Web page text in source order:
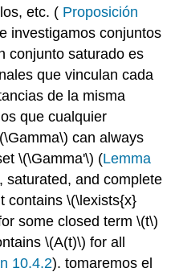
etc. ( Proposición
investigamos conjuntos
conjunto saturado es
que vinculan cada
de la misma
que cualquier
can always
\(\Gamma'\) (Lemma
saturated, and complete
contains\(\lexists{x}
some closed term\(t\)
\(A(t)\) for all
10.4.2). tomaremos el